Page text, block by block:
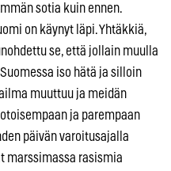
sotia kuin ennen.
on käynyt läpi. Yhtäkkiä,
se, että jollain muulla
iso hätä ja silloin
muuttuu ja meidän
ja parempaan
päivän varoitusajalla
marssimassa rasismia